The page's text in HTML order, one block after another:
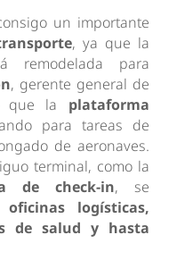
un importante
, ya que la
remodelada para
, gerente general de
que la plataforma
para tareas de
de aeronaves.
terminal, como la
de check-in, se
oficinas logísticas,
de salud y hasta